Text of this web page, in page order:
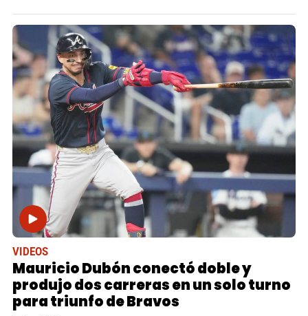
VIDEOS
Mauricio Dubón conectó doble y
produjo dos carreras en un solo turno
para triunfo de Bravos